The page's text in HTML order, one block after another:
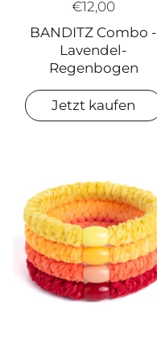
€12,00
BANDITZ Combo -
Lavendel-
Regenbogen
Jetzt kaufen